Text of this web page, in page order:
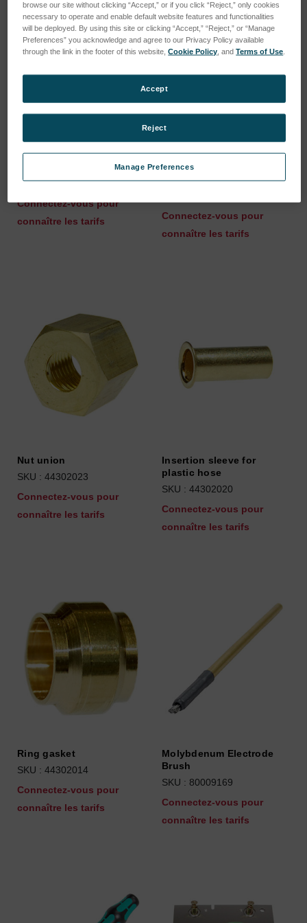
SKU : 46401044
Connectez-vous pour
connaître les tarifs
Mounting tool
window/lens
Connectez-vous pour
connaître les tarifs
Nut union
SKU : 44302023
Connectez-vous pour
connaître les tarifs
Insertion sleeve for
plastic hose
SKU : 44302020
Connectez-vous pour
connaître les tarifs
Ring gasket
SKU : 44302014
Connectez-vous pour
connaître les tarifs
Molybdenum Electrode
Brush
SKU : 80009169
Connectez-vous pour
connaître les tarifs
browse our site without clicking “Accept,” or if you click “Reject,” only cookies
necessary to operate and enable default website features and functionalities
will be deployed. By using this site or clicking “Accept,” “Reject,” or “Manage
Preferences” you acknowledge and agree to our Privacy Policy available
through the link in the footer of this website,Cookie Policy , andTerms of Use
Manage Preferences
Reject
Accept